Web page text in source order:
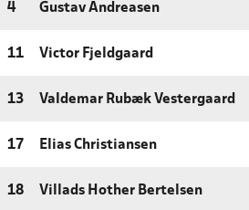
4 Gustav Andreasen
11 Victor Fjeldgaard
13 Valdemar Rubæk Vestergaard
17 Elias Christiansen
18 Villads Hother Bertelsen